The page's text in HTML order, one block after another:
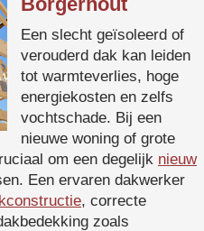
Een slecht geïsoleerd of
verouderd dak kan leiden
tot warmteverlies, hoge
energiekosten en zelfs
vochtschade. Bij een
nieuwe woning of grote
om een degelijk nieuw
Een ervaren dakwerker
, correcte
zoals